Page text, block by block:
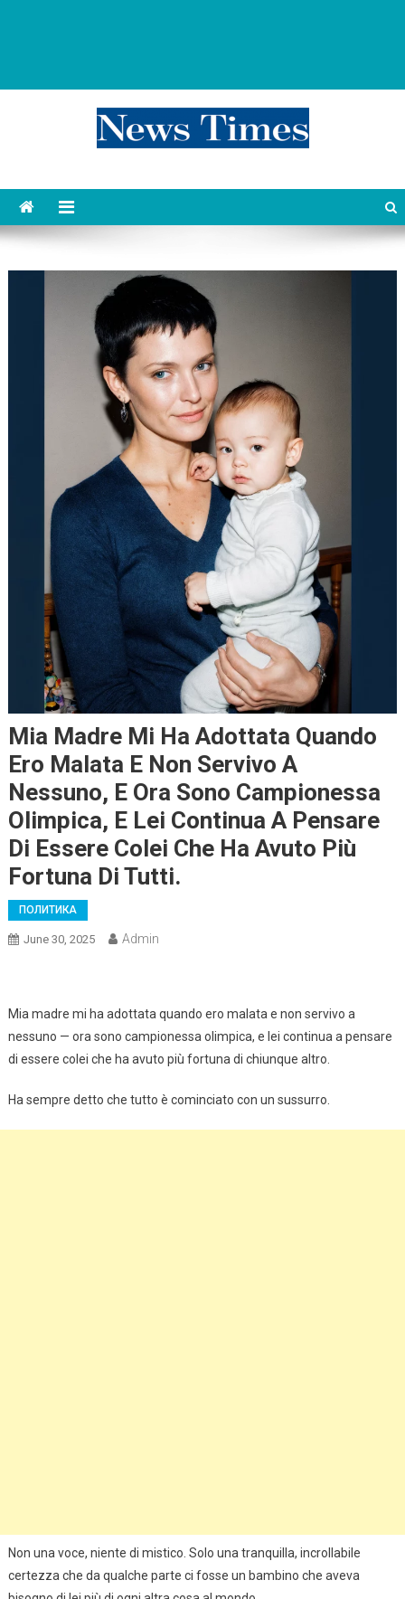
Mia Madre Mi Ha Adottata Quando
Ero Malata E Non Servivo A
Nessuno, E Ora Sono Campionessa
Olimpica, E Lei Continua A Pensare
Di Essere Colei Che Ha Avuto Più
Fortuna Di Tutti.
ПОЛИТИКА
June 30, 2025 Admin
Mia madre mi ha adottata quando ero malata e non servivo a
nessuno — ora sono campionessa olimpica, e lei continua a pensare
di essere colei che ha avuto più fortuna di chiunque altro.
Ha sempre detto che tutto è cominciato con un sussurro.
Non una voce, niente di mistico. Solo una tranquilla, incrollabile
certezza che da qualche parte ci fosse un bambino che aveva